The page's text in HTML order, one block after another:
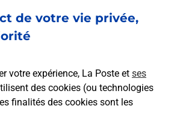
de votre vie privée,
votre expérience, La Poste et ses
des cookies (ou technologies
finalités des cookies sont les
envoyer un colis depuis : BOIS
? Découvrez toutes les
par La Poste.